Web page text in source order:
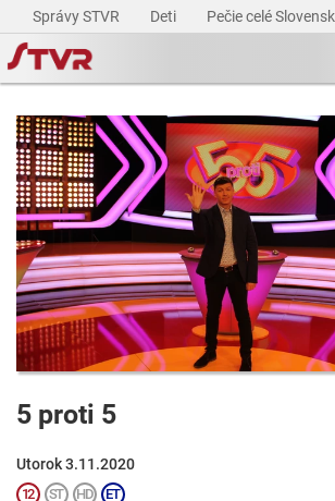
Správy STVR Deti Pečie celé
5 proti 5
Utorok 3.11.2020